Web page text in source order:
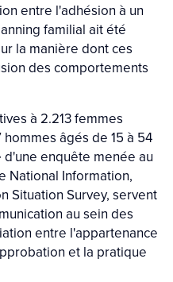
entre l'adhésion à un
familial ait été
la manière dont ces
des comportements
à 2.213 femmes
hommes âgés de 15 à 54
enquête menée au
National Information,
Situation Survey, servent
au sein des
entre l'appartenance
et la pratique